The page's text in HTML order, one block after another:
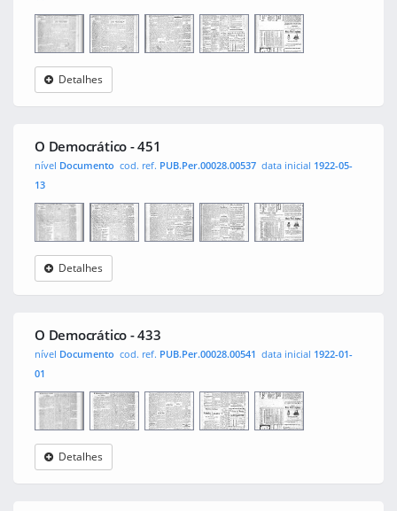
O
0001
Detalhes
O Democrático - 451
nível Documento cod. ref. PUB.Per.00028.00537 data inicial 1922-05-
13
O
0001
Detalhes
O Democrático - 433
nível Documento cod. ref. PUB.Per.00028.00541 data inicial 1922-01-
01
O
0001
Detalhes